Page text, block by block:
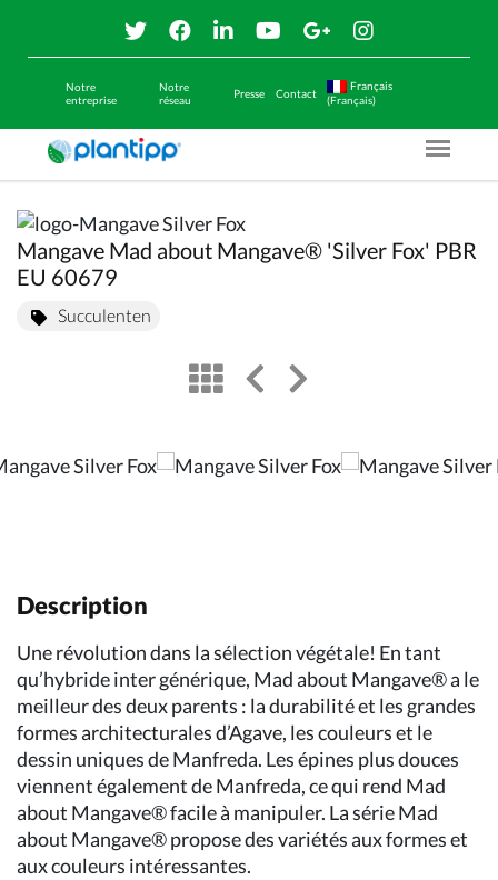
Notre
entreprise
Notre
réseau
Presse Contact
Français
(Français)
Menu
Mangave Mad about Mangave® 'Silver Fox' PBR
EU 60679
Succulenten
viewleft arrow
right arrow
Description
Une révolution dans la sélection végétale! En tant
qu’hybride inter générique, Mad about Mangave® a le
meilleur des deux parents : la durabilité et les grandes
formes architecturales d’Agave, les couleurs et le
dessin uniques de Manfreda. Les épines plus douces
viennent également de Manfreda, ce qui rend Mad
about Mangave® facile à manipuler. La série Mad
about Mangave® propose des variétés aux formes et
aux couleurs intéressantes.